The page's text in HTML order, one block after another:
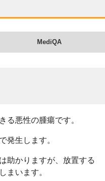
MediQA
る悪性の腫瘍です。
発生します。
助かりますが、放置する
まいます。